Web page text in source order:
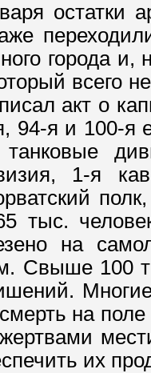
города и,
всего
акт о
94-я и 100-я
1-я
тыс.
на
Свыше 100
на
их